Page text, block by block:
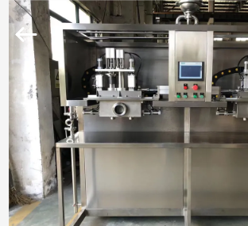
TRANG
CHỦ
CÁC
SẢN
PHẨM
YGT
IMP.&EXP.
CO.,LTD.
Reserved.
Developed